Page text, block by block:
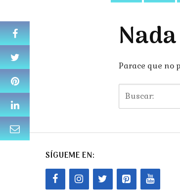
Parace que no
SÍGUEME EN: